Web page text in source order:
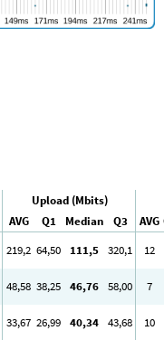
Upload (Mbits)
AVG Q1 Median Q3 AVG
219,2 64,50 111,5 320,1
12
48,58 38,25 46,76 58,00
7
33,67 26,99 40,34 43,68
10